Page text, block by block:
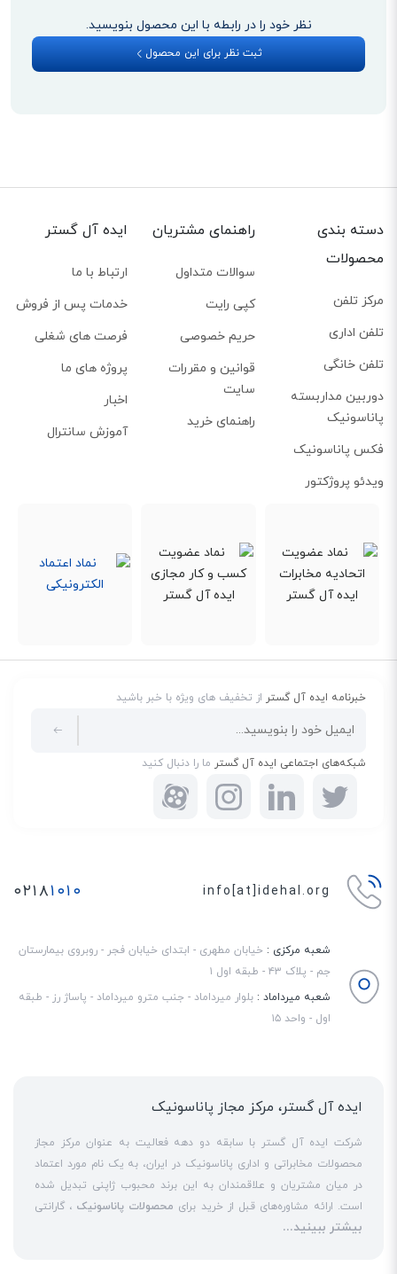
نظر خود را در رابطه با این محصول بنویسید.
ثبت نظر برای این محصول
دسته بندی
محصولات
مرکز تلفن
تلفن اداری
تلفن خانگی
دوربین مداربسته
پاناسونیک
فکس پاناسونیک
ویدئو پروژکتور
راهنمای مشتریان
سوالات متداول
کپی رایت
حریم خصوصی
قوانین و مقررات
سایت
راهنمای خرید
ایده آل گستر
ارتباط با ما
خدمات پس از فروش
فرصت های شغلی
پروژه های ما
اخبار
آموزش سانترال
خبرنامه ایده آل گستراز تخفیف های ویژه با خبر باشید
شبکه‌های اجتماعی ایده آل گسترما را دنبال کنید
info[at]idehal.org ۰۲۱۸۱۰۱۰
شعبه مرکزی : خیابان مطهری - ابتدای خیابان فجر - روبروی بیمارستان
جم - پلاک ۴۳ - طبقه اول ۱
شعبه میرداماد : بلوار میرداماد - جنب مترو میرداماد - پاساژ رز - طبقه
اول - واحد ۱۵
ایده آل گستر، مرکز مجاز پاناسونیک
شرکت ایده آل گستر با سابقه دو دهه فعالیت به عنوان مرکز مجاز
محصولات مخابراتی و اداری پاناسونیک در ایران، به یک نام مورد اعتماد
در میان مشتریان و علاقمندان به این برند محبوب ژاپنی تبدیل شده
است. ارائه مشاوره‌های قبل از خرید برایمحصولات پاناسونیک، گارانتی
18 ماهه معتبر و شرکتی برای کلیه محصولات عرضه شده و تعهد کامل
بیشتر ببینید...